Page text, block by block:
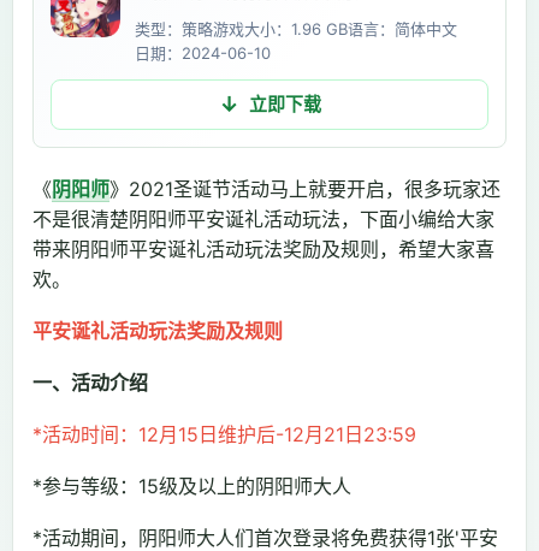
类型：策略游戏大小：1.96 GB语言：简体中文
日期：2024-06-10
立即下载
《阴阳师》2021圣诞节活动马上就要开启，很多玩家还
不是很清楚阴阳师平安诞礼活动玩法，下面小编给大家
带来阴阳师平安诞礼活动玩法奖励及规则，希望大家喜
欢。
平安诞礼活动玩法奖励及规则
一、活动介绍
*活动时间：12月15日维护后-12月21日23:59
*参与等级：15级及以上的阴阳师大人
*活动期间，阴阳师大人们首次登录将免费获得1张'平安